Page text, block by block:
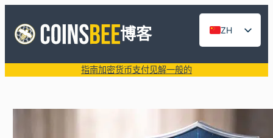
博客 ZH
DE
指南加密货币支付见解一般的